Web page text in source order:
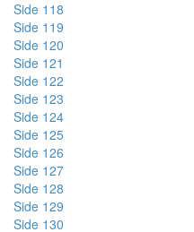
Side 118
Side 119
Side 120
Side 121
Side 122
Side 123
Side 124
Side 125
Side 126
Side 127
Side 128
Side 129
Side 130